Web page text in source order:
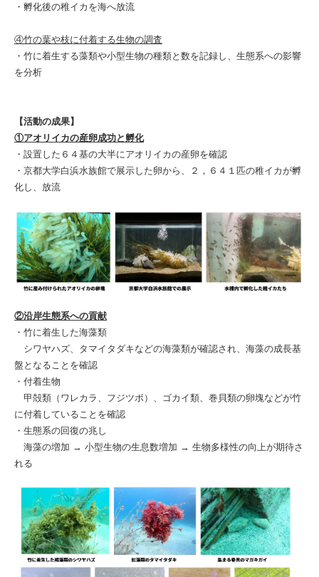
・孵化後の稚イカを海へ放流
④竹の葉や枝に付着する生物の調査
・竹に着生する藻類や小型生物の種類と数を記録し、生態系への影響
を分析
【活動の成果】
①アオリイカの産卵成功と孵化
・設置した６４基の大半にアオリイカの産卵を確認
・京都大学白浜水族館で展示した卵から、２，６４１匹の稚イカが孵
化し、放流
②沿岸生態系への貢献
・竹に着生した海藻類
シワヤハズ、タマイタダキなどの海藻類が確認され、海藻の成長基
盤となることを確認
・付着生物
甲殻類（ワレカラ、フジツボ）、ゴカイ類、巻貝類の卵塊などが竹
に付着していることを確認
・生態系の回復の兆し
海藻の増加 → 小型生物の生息数増加 → 生物多様性の向上が期待さ
れる